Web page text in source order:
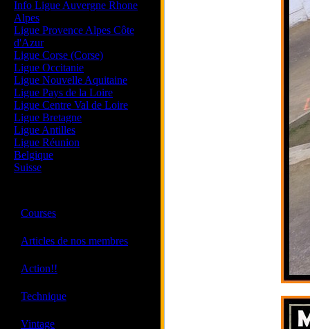
Info Ligue Auvergne Rhone
Alpes
Ligue Provence Alpes Côte
d'Azur
Ligue Corse (Corse)
Ligue Occitanie
Ligue Nouvelle Aquitaine
Ligue Pays de la Loire
Ligue Centre Val de Loire
Ligue Bretagne
Ligue Antilles
Ligue Réunion
Belgique
Suisse
Courses
Articles de nos membres
Action!!
Technique
Vintage